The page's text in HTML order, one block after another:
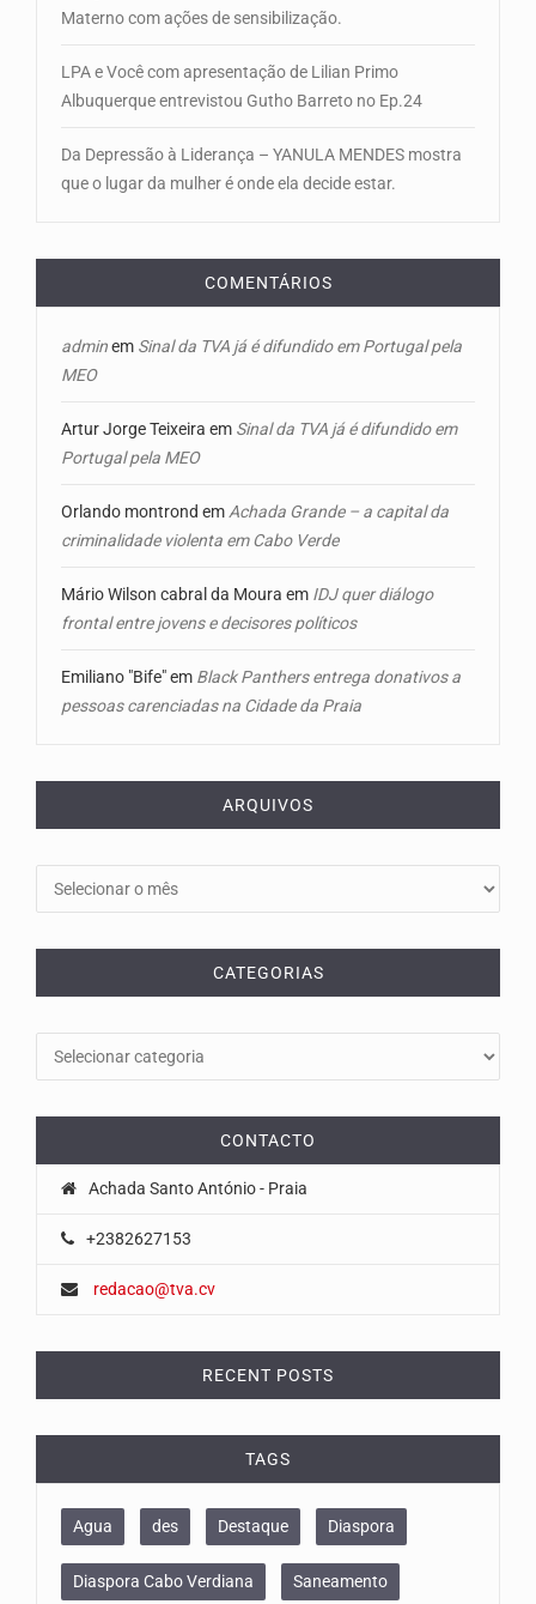
Materno com ações de sensibilização.
LPA e Você com apresentação de Lilian Primo
Albuquerque entrevistou Gutho Barreto no Ep.24
Da Depressão à Liderança – YANULA MENDES mostra
que o lugar da mulher é onde ela decide estar.
COMENTÁRIOS
adminem Sinal da TVA já é difundido em Portugal pela
MEO
Artur Jorge Teixeira em Sinal da TVA já é difundido em
Portugal pela MEO
Orlando montrond em Achada Grande – a capital da
criminalidade violenta em Cabo Verde
Mário Wilson cabral da Moura em IDJ quer diálogo
frontal entre jovens e decisores políticos
Emiliano "Bife"em Black Panthers entrega donativos a
pessoas carenciadas na Cidade da Praia
ARQUIVOS
CATEGORIAS
CONTACTO
Achada Santo António - Praia
+2382627153
redacao@tva.cv
RECENT POSTS
TAGS
Agua des Destaque Diaspora
Diaspora Cabo Verdiana Saneamento